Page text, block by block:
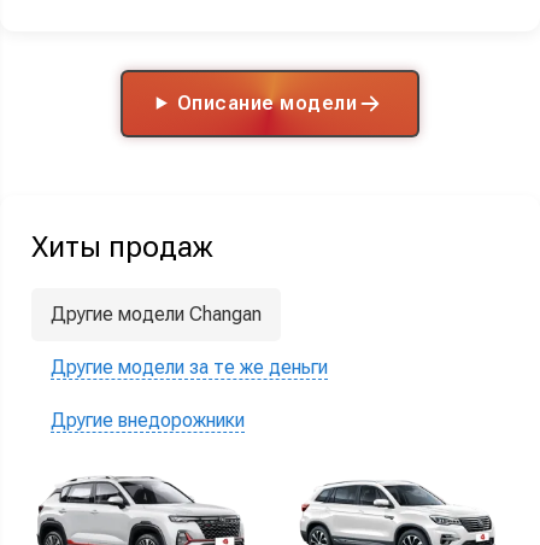
Описание модели
Хиты продаж
Другие модели Changan
Другие модели за те же деньги
Другие внедорожники